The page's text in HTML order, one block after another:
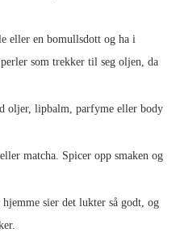
eller en bomullsdott og ha i
som trekker til seg oljen, da
oljer, lipbalm, parfyme eller body
matcha. Spicer opp smaken og
sier det lukter så godt, og